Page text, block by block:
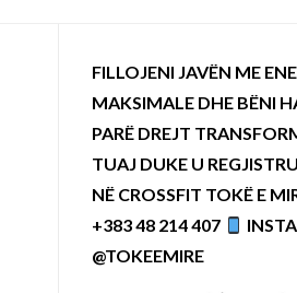
FILLOJENI JAVËN ME
MAKSIMALE DHE BËNI
PARË DREJT
TUAJ DUKE U
NË CROSSFIT TOKË E
+383 48 214 407
@TOKEEMIRE